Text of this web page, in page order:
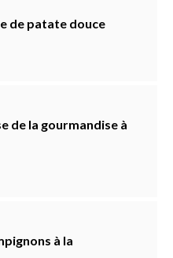
de patate douce
de la gourmandise à
à la